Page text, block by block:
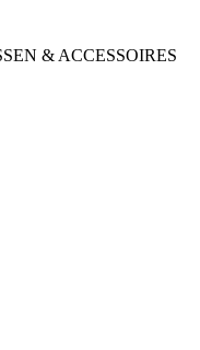
& ACCESSOIRES